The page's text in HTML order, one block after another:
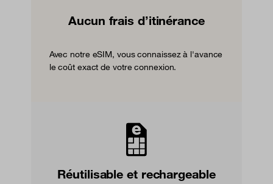
Aucun frais d’itinérance
Avec notre eSIM, vous connaissez à l'avance
le coût exact de votre connexion.
Réutilisable et rechargeable